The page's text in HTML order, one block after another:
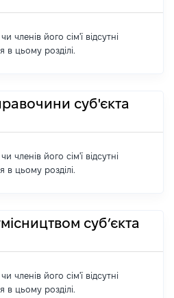
членів його сім'ї відсутні
в цьому розділі.
суб'єкта
членів його сім'ї відсутні
в цьому розділі.
суб’єкта
членів його сім'ї відсутні
в цьому розділі.